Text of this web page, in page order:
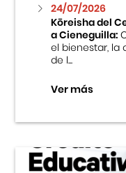
Fondo Editorial
Teatro
24/07/2026
Kōreisha del
a Cieneguilla:
el bienestar, la
de l...
Ver más